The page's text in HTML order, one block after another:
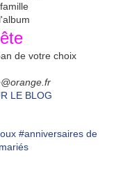
de votre choix
#anniversaires de